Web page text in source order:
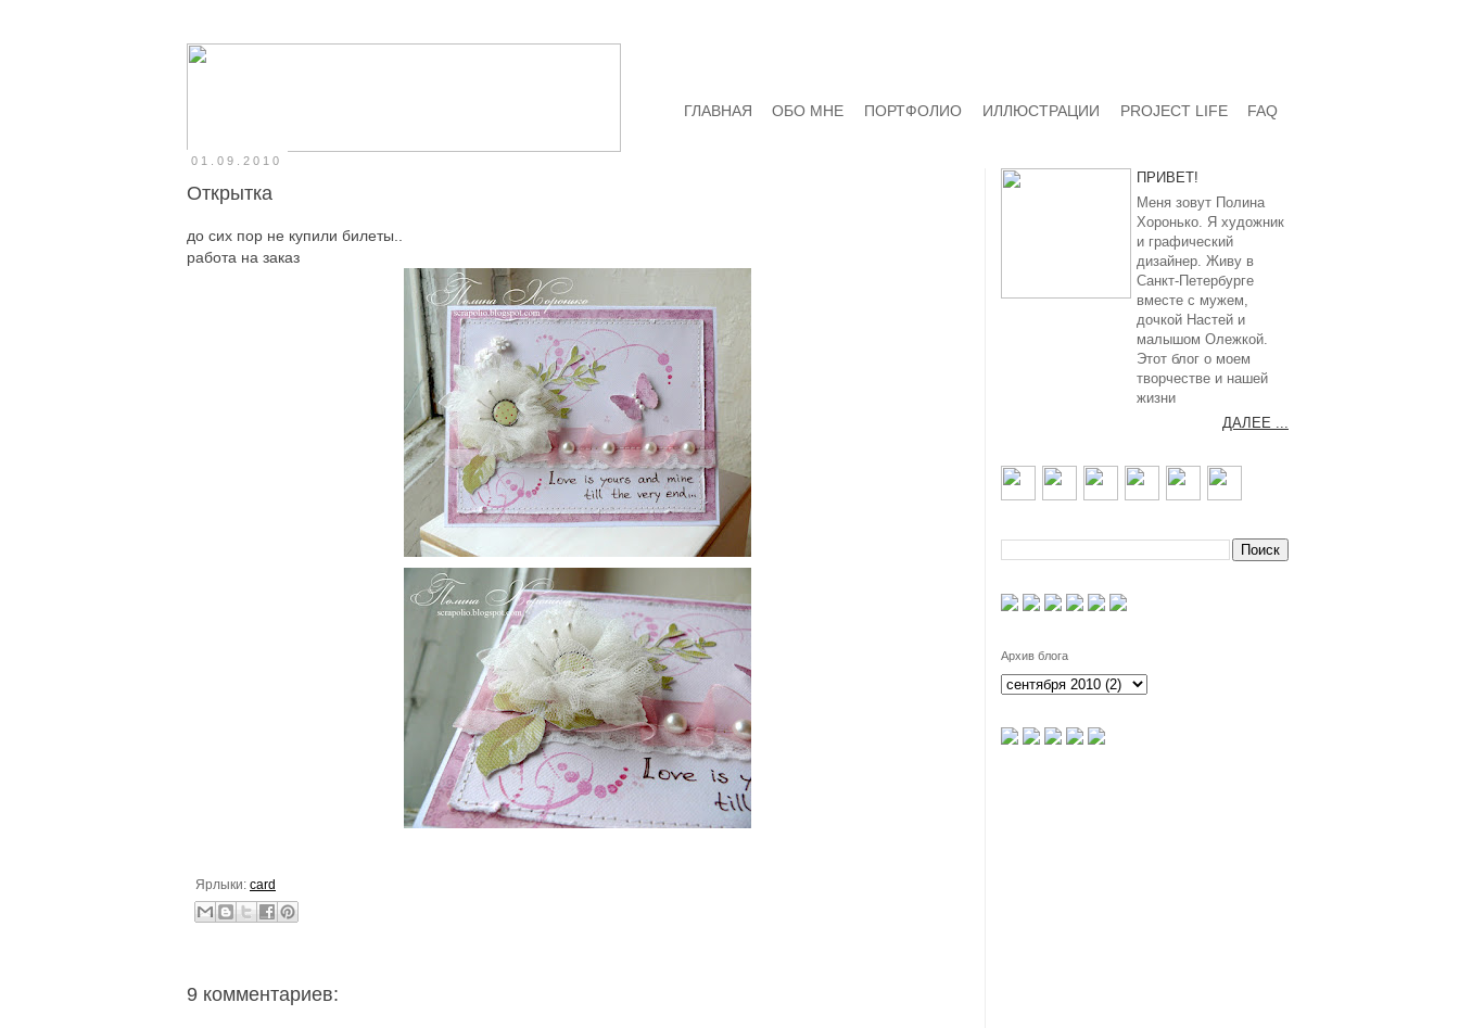
FAQ
PROJECT LIFE
ИЛЛЮСТРАЦИИ
ПОРТФОЛИО
ОБО МНЕ
ГЛАВНАЯ
01.09.2010
Открытка
до сих пор не купили билеты..
работа на заказ
Ярлыки: card
9 комментариев:
ПРИВЕТ!
Меня зовут Полина
Хоронько. Я художник
и графический
дизайнер. Живу в
Санкт-Петербурге
вместе с мужем,
дочкой Настей и
малышом Олежкой.
Этот блог о моем
творчестве и нашей
жизни
ДАЛЕЕ ...
Архив блога